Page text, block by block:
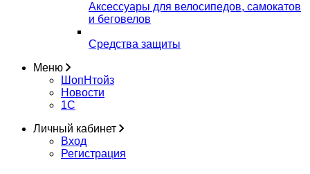
Аксессуары для велосипедов, самокатов
и беговелов
Средства защиты
Меню
ШопНтойз
Новости
1C
Личный кабинет
Вход
Регистрация